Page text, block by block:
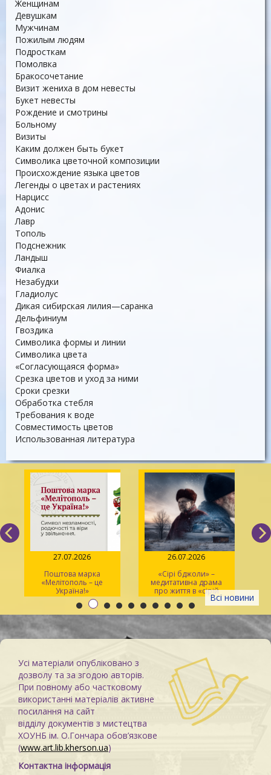
Женщинам
Девушкам
Мужчинам
Пожилым людям
Подросткам
Помолвка
Бракосочетание
Визит жениха в дом невесты
Букет невесты
Рождение и смотрины
Больному
Визиты
Каким должен быть букет
Символика цветочной композиции
Происхождение языка цветов
Легенды о цветах и растениях
Нарцисс
Адонис
Лавр
Тополь
Подснежник
Ландыш
Фиалка
Незабудки
Гладиолус
Дикая сибирская лилия—саранка
Дельфиниум
Гвоздика
Символика формы и линии
Символика цвета
«Согласующаяся форма»
Срезка цветов и уход за ними
Сроки срезки
Обработка стебля
Требования к воде
Совместимость цветов
Использованная литература
Всі новини
27.07.2026
Поштова марка
«Мелітополь – це
Україна!»
26.07.2026
«Сірі бджоли» –
медитативна драма
про життя в «сірій
зоні»
Усі матеріали опубліковано з
дозволу та за згодою авторів.
При повному або частковому
використанні матеріалів активне
посилання на сайт
відділу документів з мистецтва
ХОУНБ ім. О.Гончара обов’язкове
(www.art.lib.kherson.ua)
Контактна інформація